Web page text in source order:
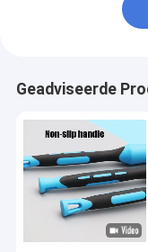
Geadviseerde